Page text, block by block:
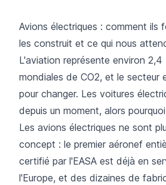
Avions électriques : comment ils
les construit et ce qui nous
L'aviation représente environ 2,4
mondiales de CO2, et le secteur
pour changer. Les voitures
depuis un moment, alors
Les avions électriques ne sont
concept : le premier aéronef
certifié par l'EASA est déjà en
l'Europe, et des dizaines de